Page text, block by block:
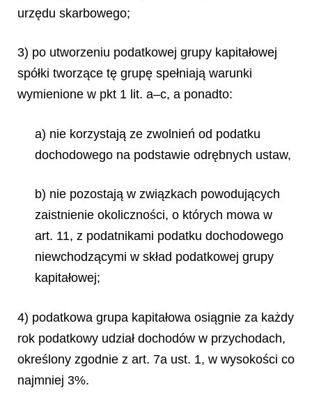
urzędu skarbowego;
3) po utworzeniu podatkowej grupy kapitałowej
spółki tworzące tę grupę spełniają warunki
wymienione w pkt 1 lit. a–c, a ponadto:
a) nie korzystają ze zwolnień od podatku
dochodowego na podstawie odrębnych ustaw,
b) nie pozostają w związkach powodujących
zaistnienie okoliczności, o których mowa w
art. 11, z podatnikami podatku dochodowego
niewchodzącymi w skład podatkowej grupy
kapitałowej;
4) podatkowa grupa kapitałowa osiągnie za każdy
rok podatkowy udział dochodów w przychodach,
określony zgodnie z art. 7a ust. 1, w wysokości co
najmniej 3%.